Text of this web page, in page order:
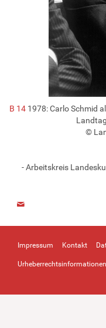
B 141978: Carlo Schmid
©
- Arbeitskreis
Impressum Kontakt
Urheberrechtsinformationen